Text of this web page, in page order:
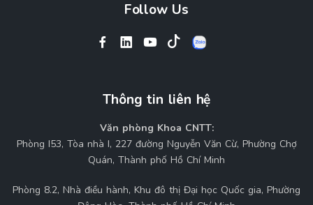
Follow Us
Thông tin liên hệ
Văn phòng Khoa CNTT:
Phòng I53, Tòa nhà I, 227 đường Nguyễn Văn Cừ, Phường Chợ
Quán, Thành phố Hồ Chí Minh
Phòng 8.2, Nhà điều hành, Khu đô thị Đại học Quốc gia, Phường